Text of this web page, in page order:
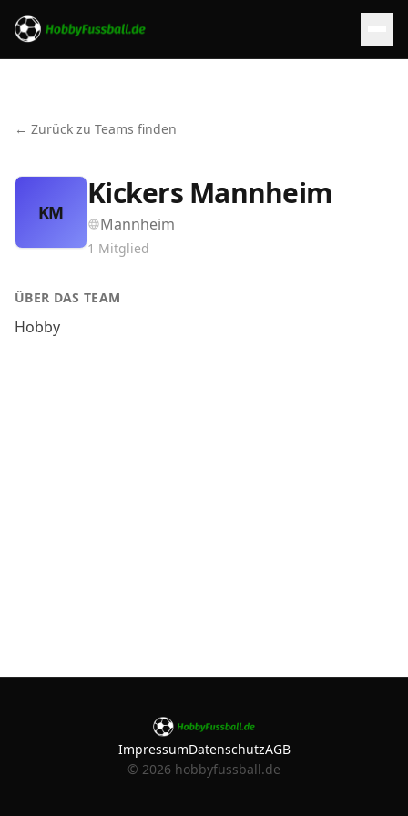
← Zurück zu Teams finden
KM
Kickers Mannheim
Mannheim
1 Mitglied
ÜBER DAS TEAM
Hobby
ImpressumDatenschutzAGB
© 2026 hobbyfussball.de